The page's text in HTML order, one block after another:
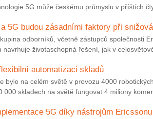
5G může českému průmyslu v příštích
5G budou zásadními faktory při
odborníků, včetně zástupců společnosti
navrhuje životaschopná řešení, jak v
automatizaci skladů
bylo na celém světě v provozu 4000
000 skladech na světě fungovat 4 miliony
5G díky nástrojům Ericssonu